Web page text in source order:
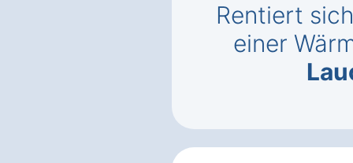
Rentiert
einer